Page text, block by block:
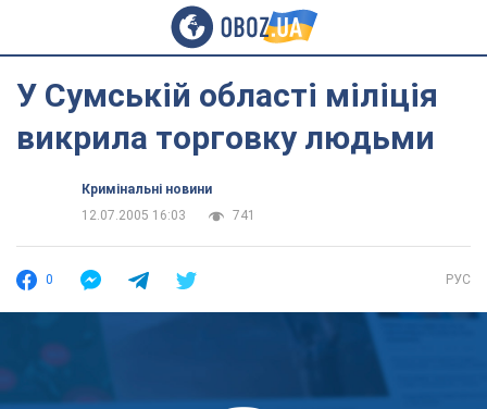
У Сумській області міліція
викрила торговку людьми
Кримінальні новини
12.07.2005 16:03
741
0 РУС